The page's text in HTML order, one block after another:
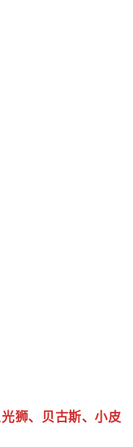
狮、贝古斯、小皮